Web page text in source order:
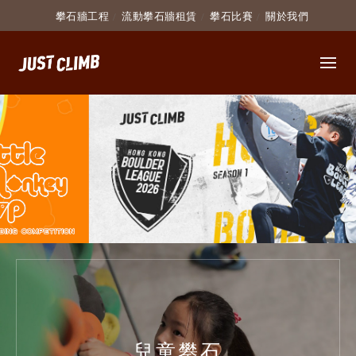
攀石牆工程 流動攀石牆租賃 攀石比賽 關於我們
兒童攀石